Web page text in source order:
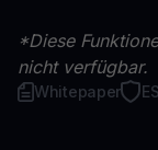
*Diese
nicht verfügbar.
Whitepaper